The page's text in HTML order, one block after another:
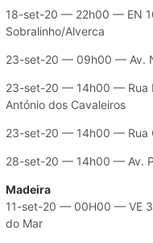
18-set-20 — 22h00 — EN
Sobralinho/Alverca
23-set-20 — 09h00 — Av.
23-set-20 — 14h00 — Rua
António dos Cavaleiros
23-set-20 — 14h00 — Rua
28-set-20 — 14h00 — Av.
Madeira
11-set-20 — 00H00 — VE 3
do Mar